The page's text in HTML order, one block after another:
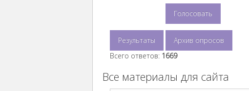
Результаты
Архив опросов
Всего ответов: 1669
Все материалы для сайта